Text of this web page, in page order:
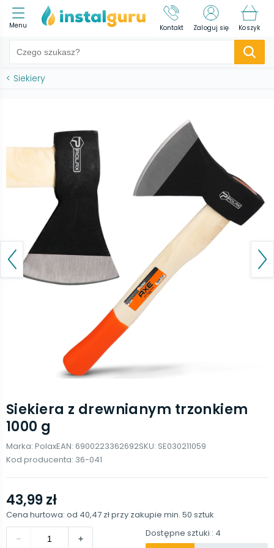
Menu Kontakt Zaloguj się Koszyk
< Siekiery
Siekiera z drewnianym trzonkiem
1000 g
Marka: PolaxEAN: 6900223362692SKU: SE030211059
Kod producenta: 36-041
43,99 zł
Cena hurtowa: od 40,47 złprzy zakupie min. 50 sztuk
Dostępne sztuki : 4